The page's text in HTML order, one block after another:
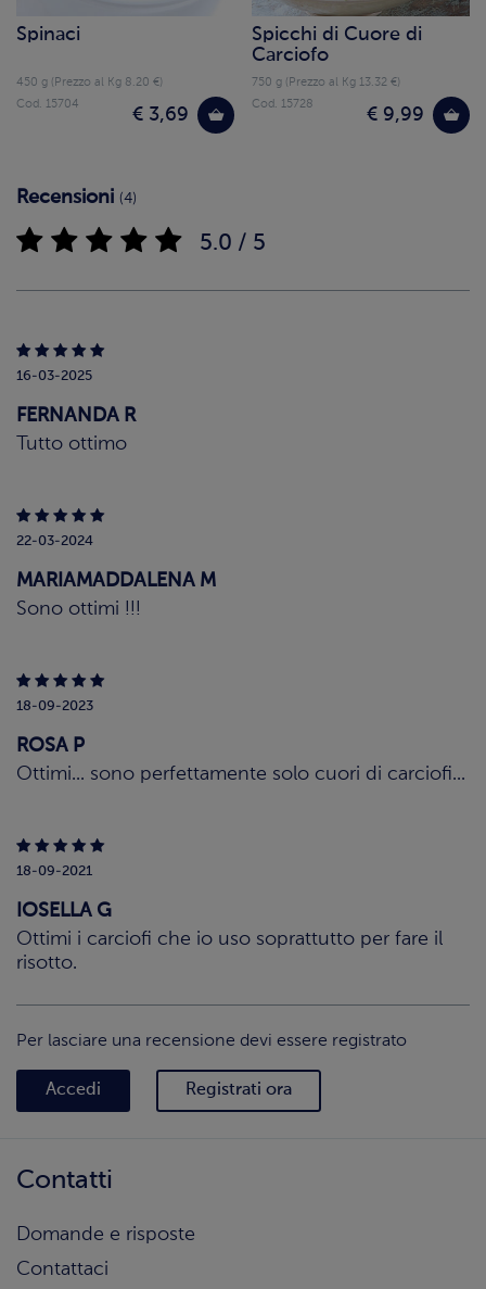
Spinaci
450 g (Prezzo al Kg 8.20 €)
€ 3,69
Cod. 15704
Spicchi di Cuore di
Carciofo
750 g (Prezzo al Kg 13.32 €)
€ 9,99
Cod. 15728
Recensioni (4)
5.0 / 5
16-03-2025
FERNANDA R
Tutto ottimo
22-03-2024
MARIAMADDALENA M
Sono ottimi !!!
18-09-2023
ROSA P
Ottimi... sono perfettamente solo cuori di carciofi...
18-09-2021
IOSELLA G
Ottimi i carciofi che io uso soprattutto per fare il
risotto.
Per lasciare una recensione devi essere registrato
Accedi Registrati ora
Contatti
Domande e risposte
Contattaci